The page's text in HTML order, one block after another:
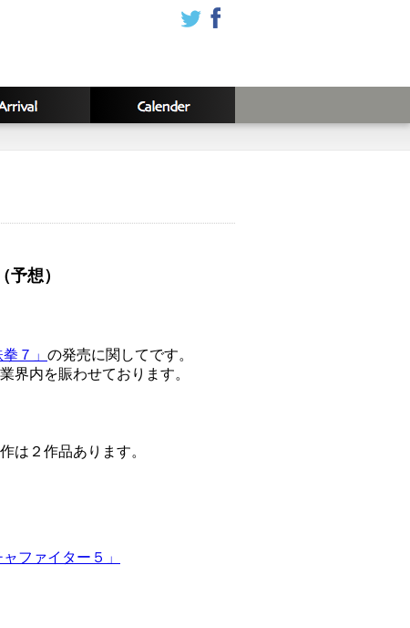
想）
拳７」 の発売に関してです。
界内を賑わせております。
は２作品あります。
ャファイター５」